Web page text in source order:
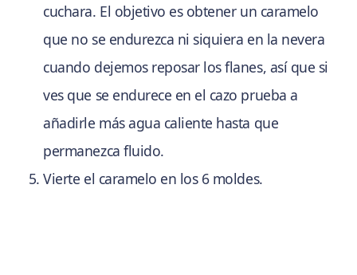
cuchara. El objetivo es obtener un caramelo
que no se endurezca ni siquiera en la nevera
cuando dejemos reposar los flanes, así que si
ves que se endurece en el cazo prueba a
añadirle más agua caliente hasta que
permanezca fluido.
Vierte el caramelo en los 6 moldes.